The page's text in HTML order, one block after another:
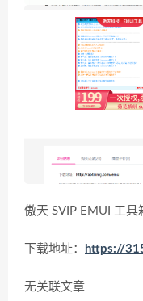
傲天 SVIP EMUI 工具
下载地址： https://
无关联文章